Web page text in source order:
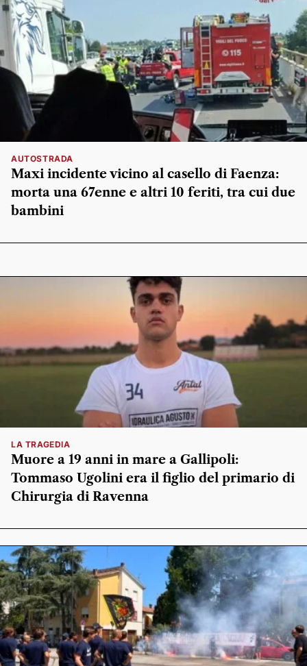
AUTOSTRADA
Maxi incidente vicino al casello di Faenza:
morta una 67enne e altri 10 feriti, tra cui due
bambini
LA TRAGEDIA
Muore a 19 anni in mare a Gallipoli:
Tommaso Ugolini era il figlio del primario di
Chirurgia di Ravenna